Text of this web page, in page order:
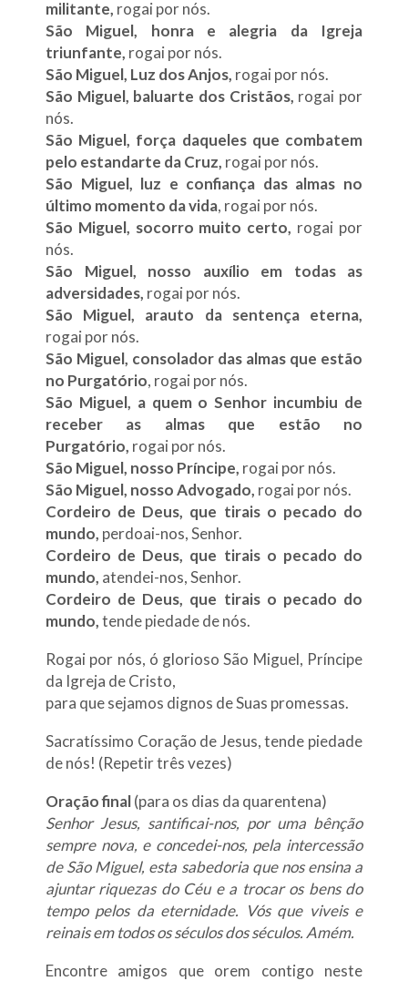
militante, rogai por nós.
São Miguel, honra e alegria da Igreja
triunfante, rogai por nós.
São Miguel, Luz dos Anjos, rogai por nós.
São Miguel, baluarte dos Cristãos, rogai por
nós.
São Miguel, força daqueles que combatem
pelo estandarte da Cruz, rogai por nós.
São Miguel, luz e confiança das almas no
último momento da vida, rogai por nós.
São Miguel, socorro muito certo, rogai por
nós.
São Miguel, nosso auxílio em todas as
adversidades, rogai por nós.
São Miguel, arauto da sentença eterna,
rogai por nós.
São Miguel, consolador das almas que estão
no Purgatório, rogai por nós.
São Miguel, a quem o Senhor incumbiu de
receber as almas que estão no
Purgatório, rogai por nós.
São Miguel, nosso Príncipe, rogai por nós.
São Miguel, nosso Advogado, rogai por nós.
Cordeiro de Deus, que tirais o pecado do
mundo, perdoai-nos, Senhor.
Cordeiro de Deus, que tirais o pecado do
mundo, atendei-nos, Senhor.
Cordeiro de Deus, que tirais o pecado do
mundo,tende piedade de nós.
Rogai por nós, ó glorioso São Miguel, Príncipe
da Igreja de Cristo,
para que sejamos dignos de Suas promessas.
Sacratíssimo Coração de Jesus, tende piedade
de nós! (Repetir três vezes)
Oração final(para os dias da quarentena)
Senhor Jesus, santificai-nos, por uma bênção
sempre nova, e concedei-nos, pela intercessão
de São Miguel, esta sabedoria que nos ensina a
ajuntar riquezas do Céu e a trocar os bens do
tempo pelos da eternidade. Vós que viveis e
reinais em todos os séculos dos séculos. Amém.
Encontre amigos que orem contigo neste